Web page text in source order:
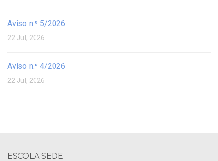
Aviso n.º 5/2026
22 Jul, 2026
Aviso n.º 4/2026
22 Jul, 2026
ESCOLA SEDE